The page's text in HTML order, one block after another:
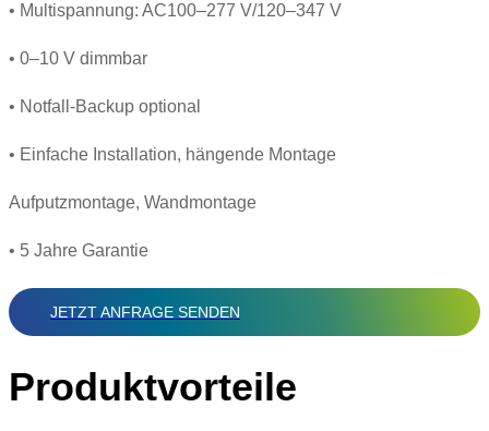
• Multispannung: AC100–277 V/120–347 V
• 0–10 V dimmbar
• Notfall-Backup optional
• Einfache Installation, hängende Montage
Aufputzmontage, Wandmontage
• 5 Jahre Garantie
JETZT ANFRAGE SENDEN
Produktvorteile